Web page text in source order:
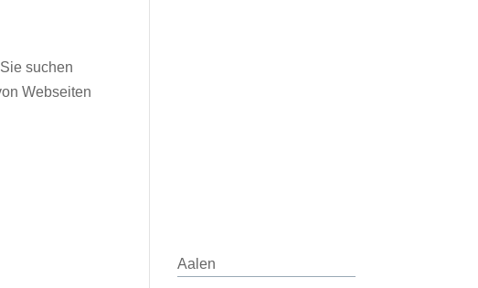
suchen
Webseiten
Aalen